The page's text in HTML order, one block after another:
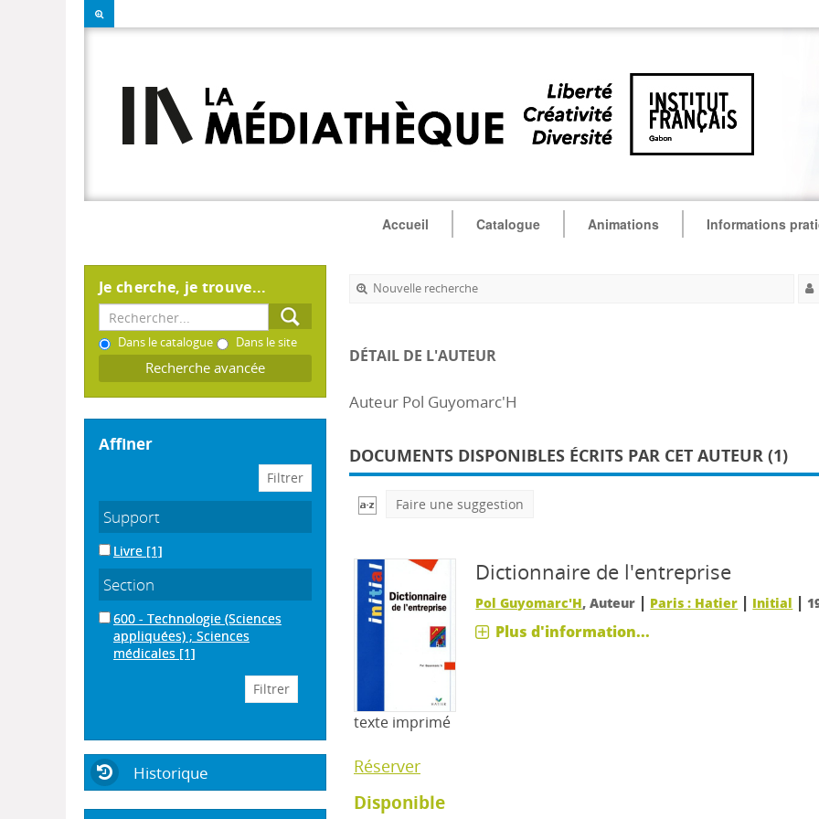
Accueil Catalogue Animations Informations
Je cherche, je trouve...
Dans le catalogue Dans le site
Recherche avancée
affiner
Support
Livre [1]
Section
600 - Technologie (Sciences
appliquées) ; Sciences
médicales [1]
Historique
Nouvelle recherche
DÉTAIL DE L'AUTEUR
Auteur Pol Guyomarc'H
DOCUMENTS DISPONIBLES ÉCRITS PAR CET AUTEUR (1)
Faire une suggestion
texte imprimé
Dictionnaire de l'entreprise
Pol Guyomarc'H, Auteur | Paris : Hatier | Initial |
Plus d'information...
Réserver
Disponible